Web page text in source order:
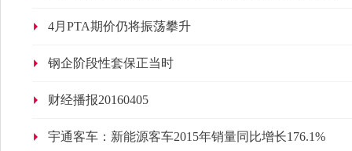
4月PTA期价仍将振荡攀升
钢企阶段性套保正当时
财经播报20160405
宇通客车：新能源客车2015年销量同比增长176.1%